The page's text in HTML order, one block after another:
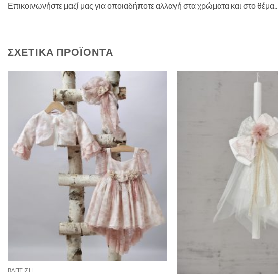
Επικοινωνήστε μαζί μας για οποιαδήποτε αλλαγή στα χρώματα και στο θέμα..
ΣΧΕΤΙΚΆ ΠΡΟΪΌΝΤΑ
ΒΑΠΤΙΣΗ